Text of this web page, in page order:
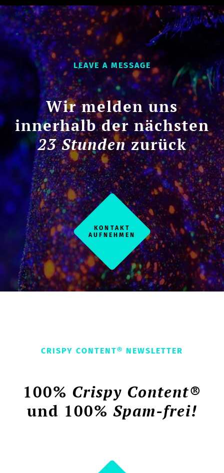
LEAVE A MESSAGE
Wir melden uns
innerhalb der nächsten
23 Stundenzurück
KONTAKT
AUFNEHMEN
CRISPY CONTENT® NEWSLETTER
100% Crispy Content®
und 100% Spam-frei!